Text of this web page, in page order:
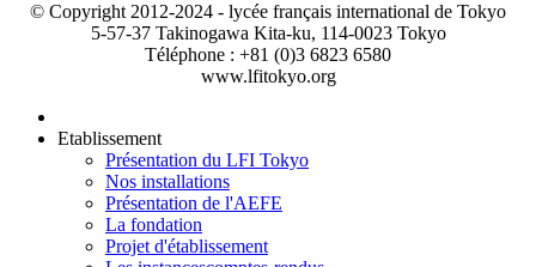
© Copyright 2012-2024 - lycée français international de Tokyo
5-57-37 Takinogawa Kita-ku, 114-0023 Tokyo
Téléphone : +81 (0)3 6823 6580
www.lfitokyo.org
Etablissement
Présentation du LFI Tokyo
Nos installations
Présentation de l'AEFE
La fondation
Projet d'établissement